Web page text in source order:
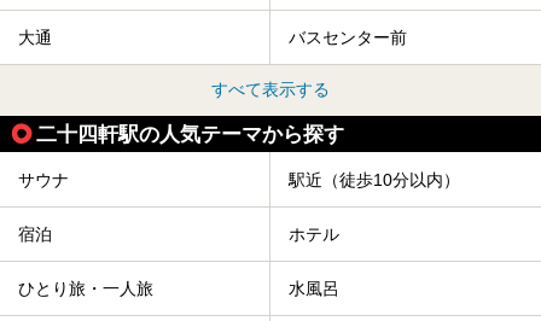
大通 バスセンター前
すべて表示する
二十四軒駅の人気テーマから探す
サウナ 駅近（徒歩10分以内）
宿泊 ホテル
ひとり旅・一人旅 水風呂